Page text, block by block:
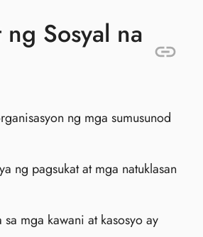
Sosyal na
ng mga sumusunod
ng pagsukat at mga natuklasan
mga kawani at kasosyo ay